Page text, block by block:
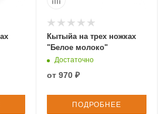
Кытыйа на трех ножках
"Белое молоко"
Достаточно
от 970 ₽
ПОДРОБНЕЕ